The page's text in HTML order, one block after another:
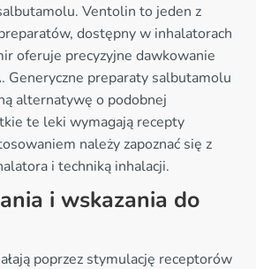
Ventolin to jeden z
dostępny w inhalatorach
oferuje precyzyjne dawkowanie
Generyczne preparaty salbutamolu
alternatywę o podobnej
te leki wymagają recepty
należy zapoznać się z
i techniką inhalacji.
i wskazania do
poprzez stymulację receptorów